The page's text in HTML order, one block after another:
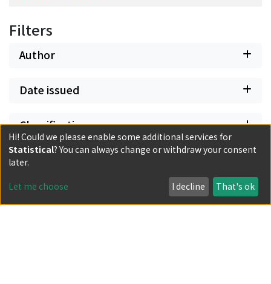
Filters
Author
Date issued
Classification
Document Type
Has files
Hi! Could we please enable some additional services for
Statistical? You can always change or withdraw your consent
later.
Let me choose I decline That's ok